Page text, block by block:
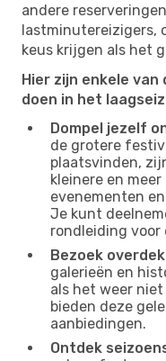
andere
lastminutereizigers,
keus krijgen als het
Hier zijn enkele
doen in het
Dompel jezelf
de grotere
plaatsvinden,
kleinere en
evenementen
Je kunt
rondleiding voor
Bezoek
galerieën en
als het weer
bieden deze
aanbiedingen.
Ontdek